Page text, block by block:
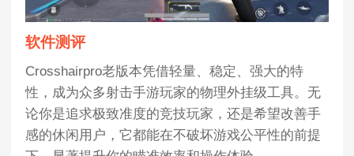
软件测评
Crosshairpro老版本凭借轻量、稳定、强大的特
性，成为众多射击手游玩家的物理外挂级工具。无
论你是追求极致准度的竞技玩家，还是希望改善手
感的休闲用户，它都能在不破坏游戏公平性的前提